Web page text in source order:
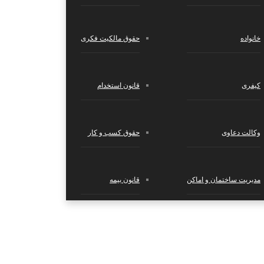
حقوق مالکیت فکری
قانون استخدام
حقوق کسب‌ و کار
قانون بیمه
خانواده
کیفری
وکالت دعاوی
مدیریت ساختمان و اماکن